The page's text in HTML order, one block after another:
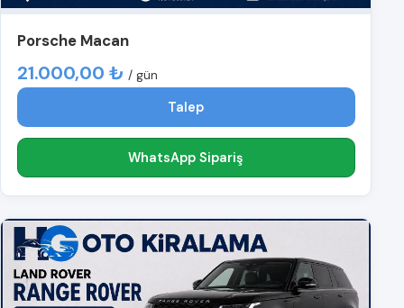
Porsche Macan
21.000,00 ₺ / gün
Talep
WhatsApp Sipariş